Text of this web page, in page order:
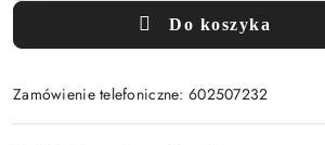
Do koszyka
Zamówienie telefoniczne: 602507232